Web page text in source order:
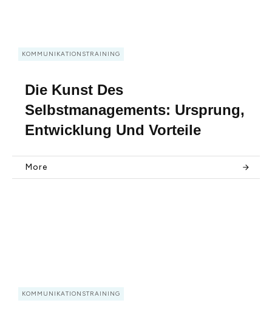
KOMMUNIKATIONSTRAINING
Die Kunst Des
Selbstmanagements: Ursprung,
Entwicklung Und Vorteile
More
KOMMUNIKATIONSTRAINING